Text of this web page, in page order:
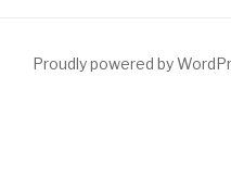
Proudly powered by